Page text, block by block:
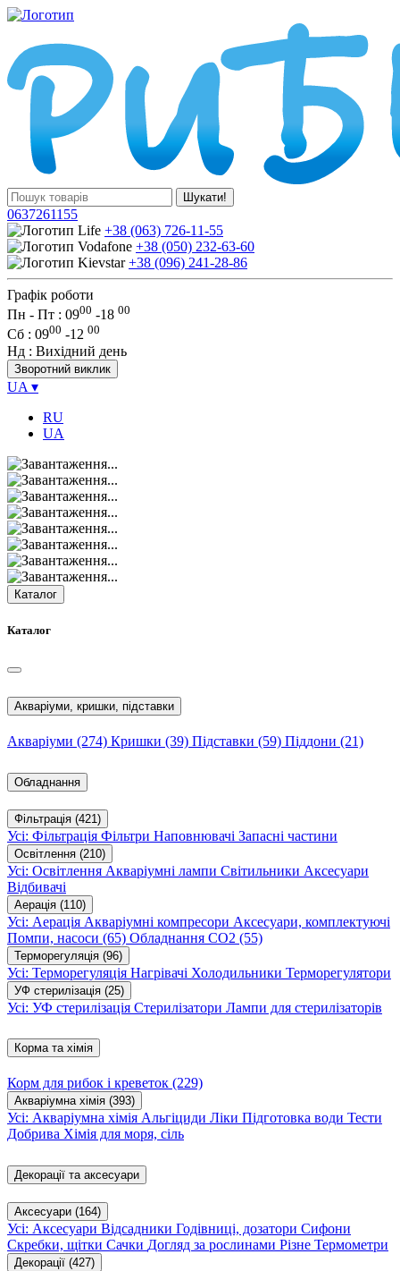
Шукати!
0637261155
+38 (063) 726-11-55
+38 (050) 232-63-60
+38 (096) 241-28-86
Графік роботи
Пн - Пт : 0900 -18 00
Сб : 0900 -12 00
Нд : Вихідний день
Зворотний виклик
UA ▾
RU
UA
Каталог
Каталог
Акваріуми, кришки, підставки
Акваріуми (274) Кришки (39) Підставки (59) Піддони (21)
Обладнання
Фільтрація (421)
Усі: Фільтрація Фільтри Наповнювачі Запасні частини
Освітлення (210)
Усі: Освітлення Акваріумні лампи Світильники Аксесуари
Відбивачі
Аерація (110)
Усі: Аерація Акваріумні компресори Аксесуари, комплектуючі
Помпи, насоси (65) Обладнання CO2 (55)
Терморегуляція (96)
Усі: Терморегуляція Нагрівачі Холодильники Терморегулятори
УФ стерилізація (25)
Усі: УФ стерилізація Стерилізатори Лампи для стерилізаторів
Корма та хімія
Корм для рибок і креветок (229)
Акваріумна хімія (393)
Усі: Акваріумна хімія Альгіциди Ліки Підготовка води Тести
Добрива Хімія для моря, сіль
Декорації та аксесуари
Аксесуари (164)
Усі: Аксесуари Відсадники Годівниці, дозатори Сифони
Скребки, щітки Сачки Догляд за рослинами Різне Термометри
Декорації (427)